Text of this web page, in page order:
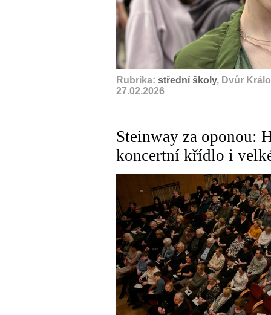
Rubrika: střední školy, Dvůr
27.02.2026
Steinway za oponou:
koncertní křídlo i